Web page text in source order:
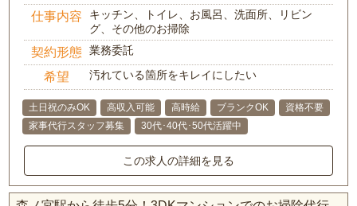
仕事内容
キッチン、トイレ、お風呂、洗面所、リビン
グ、その他のお掃除
契約形態 業務委託
希望 汚れている箇所をキレイにしたい
土日祝のみOK 高収入可能 高時給 ブランクOK
資格不要
家事代行スタッフ募集
30代･40代･50代活躍中
この求人の詳細を見る